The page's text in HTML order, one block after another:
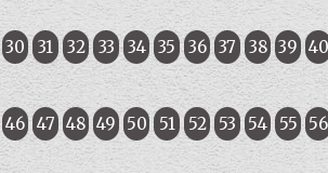
30 31 32 33 34 35 36 37 38 39 40
46 47 48 49 50 51 52 53 54 55 56